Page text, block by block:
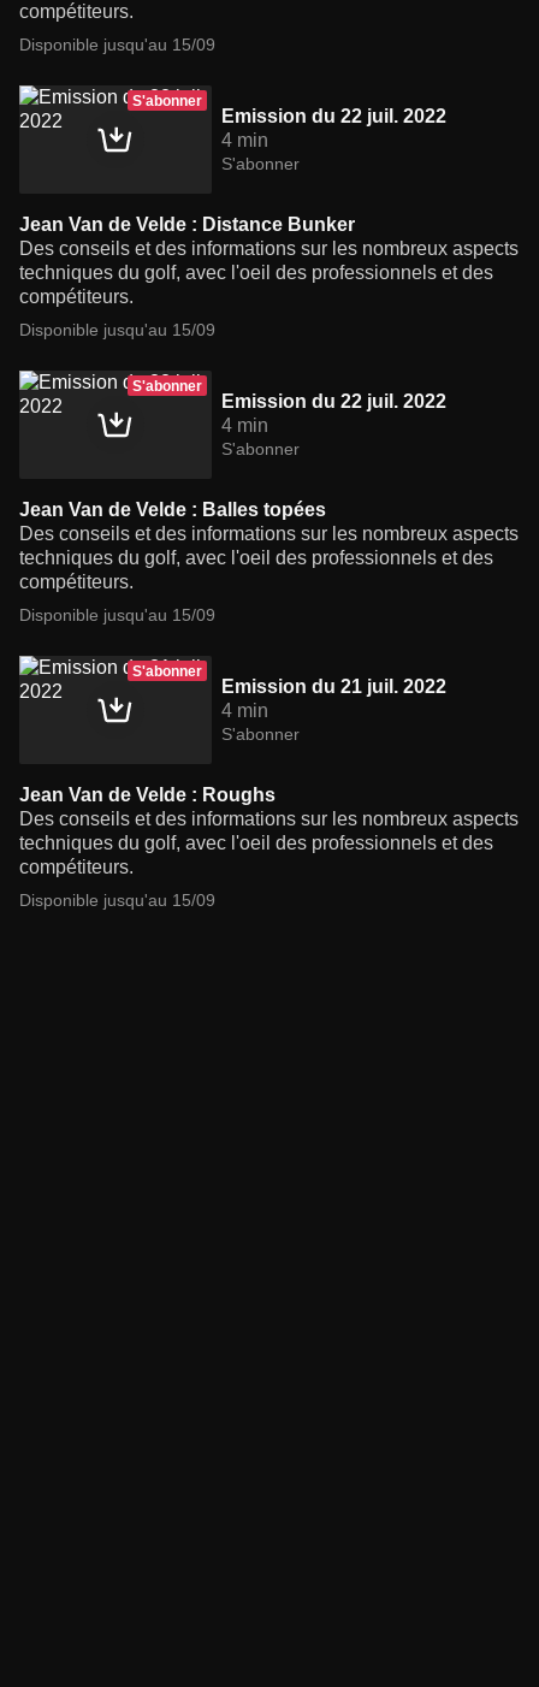
compétiteurs.
Disponible jusqu'au 15/09
S'abonner
Emission du 22 juil. 2022
4 min
S'abonner
Jean Van de Velde : Distance Bunker
Des conseils et des informations sur les nombreux aspects
techniques du golf, avec l'oeil des professionnels et des
compétiteurs.
Disponible jusqu'au 15/09
S'abonner
Emission du 22 juil. 2022
4 min
S'abonner
Jean Van de Velde : Balles topées
Des conseils et des informations sur les nombreux aspects
techniques du golf, avec l'oeil des professionnels et des
compétiteurs.
Disponible jusqu'au 15/09
S'abonner
Emission du 21 juil. 2022
4 min
S'abonner
Jean Van de Velde : Roughs
Des conseils et des informations sur les nombreux aspects
techniques du golf, avec l'oeil des professionnels et des
compétiteurs.
Disponible jusqu'au 15/09